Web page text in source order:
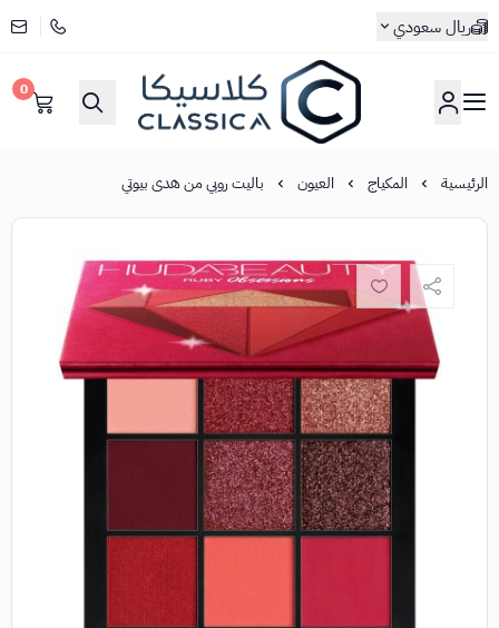
ريال سعودي
كلاسيكا
0
الرئيسية المكياج العيون باليت روبي من هدى بيوتي